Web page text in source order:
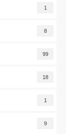
1
8
99
18
1
9